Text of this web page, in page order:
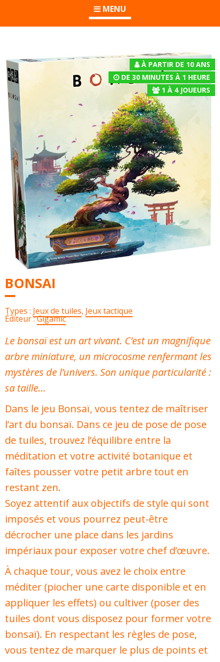
MENU
À PARTIR DE 10 ANS
DE 30 MINUTES À 1 HEURE
1 À 4JOUEURS
BONSAI
Types : Jeux de tuiles, Jeux tactique
Éditeur :Gigamic
Le bonsaï est un art vivant. C’est un magnifique
arbre miniature, un microcosme renfermant les
mystères de l’univers. Son unique particularité :
sa taille…
Dans le jeu Bonsaï, vous tentez de maîtriser
l’art du bonsaï. Dans ce jeu de pose de pose
de tuiles, trouvez l’équilibre entre la
méditation et votre activité botanique et
faîtes pousser votre petit arbre tout en
restant zen.
Soyez attentif aux objectifs de style qui sont
imposés et vous pourrez peut-être
décrocher une place dans les jardins
impériaux pour exposer votre chef d’œuvre.
À chaque tour, vous avez le choix entre
méditer (piocher une carte disponible et en
appliquer les effets) ou cultiver (poser des
tuiles dont vous disposez pour former votre
bonsaï). En respectant les règles de pose,
vous tentez de marquer le plus de points et